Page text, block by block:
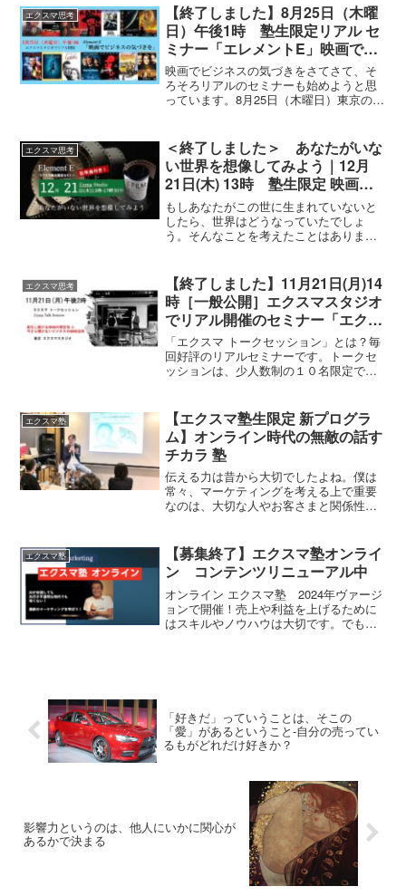
エクスマ思考
【終了しました】8月25日（木曜
日）午後1時 塾生限定リアル セ
ミナー「エレメントE」映画でビ
ジネスの気づきを
映画でビジネスの気づきをさてさて、そ
ろそろリアルのセミナーも始めようと思
っています。8月25日（木曜日）東京の多
す。とりあえず塾生限定のセミナーです
けど、近々一般の方々...
エクスマ思考
＜終了しました＞ あなたがいな
い世界を想像してみよう｜12月
21日(木) 13時 塾生限定 映画セ
ミナー「エレメントE」忘年会付
き！
もしあなたがこの世に生まれていないと
したら、世界はどうなっていたでしょ
う。そんなことを考えたことはありませ
してみてください。あなたがいない世界
を。結婚して子供がいる人は、その子供
たちは存在しない。配偶者だって、あな
たと結婚していないのですから、違う人
と結婚しているかもしれません。あるい
は一生独身かもしれない。あなたの仕事
の成果もないし、そこから生まれた物事
も一切存在していないのです。会社を経
品やサービスもないし、従業員もいな
い。あなたが縁あって知り合った人も、
あなたが世の中に影響を与えたことも、
全てが存在しないわけです。僕の場合、
当然エクスマも生まれていないし、エク
スマ塾もやっていない。エクスマのコミ
ュニティも存在していないわけです。そ
ういう世界って、どんな世界なんだろ
いるかもしれません。それと同じよう
に、あなたという個人がこの世に生まれ
てこなかったら、世界は今とは全く違う
世界になっているのです。あなたは世界
に影響を与えている。そう考えてみる
と、個人の影響力ってすごく大きいと思
エクスマ思考
【終了しました】11月21日(月)14
時［一般公開］エクスマスタジオ
でリアル開催のセミナー「エクス
マ トークセッション」 藤村正宏
に会いに来てくれると嬉しいな
「エクスマ トークセッション」とは？毎
回好評のリアルセミナーです。トークセ
ッションは、少人数制の１０名限定で
のような形式でやります。今回も、どん
な質問にもエクスマ的な視...
エクスマ塾
【エクスマ塾生限定 新プログラ
ム】オンライン時代の無敵の話す
チカラ 塾
伝える力は昔から大切でしたよね。僕は
常々、マーケティングを考える上で重要
なのは、大切な人やお客さまと関係性を
ね。つまり、生きることは、コミュニケ
ーションそのものとも言える。どんな時
も、人との関係性が人生を大きく左右す
るのです。伝え方を磨くことは、人生を
豊かに生きる上でかかせません。
エクスマ塾
【募集終了】エクスマ塾オンライ
ン コンテンツリニューアル中
オンライン エクスマ塾 2024年ヴァージ
ョンで開催！売上や利益を上げるために
はスキルやノウハウは大切です。でもそ
んでいるのか。心のあり方の方が重要で
す。2024年107期からは、エクスマ的な
考え方や価値観を含めて、内容をアップ
デートして開催します。ますます世の中
の変化の波に抗うのではなく、その波に
乗って、いかに面白がれるか？それがこ
の時代を強く生き抜く力なんだと思うの
です。
「好きだ」っていうことは、そこの
「愛」があるということ‐自分の売ってい
るもがどれだけ好きか？
影響力というのは、他人にいかに関心が
あるかで決まる